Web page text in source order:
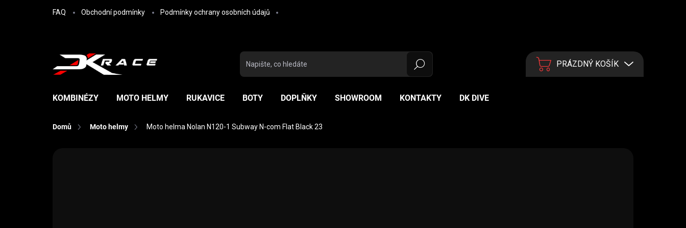
FAQ
Obchodní podmínky Podmínky ochrany osobních údajů
Hledat NÁKUPNÍ KOŠÍK
PRÁZDNÝ KOŠÍK
KOMBINÉZY MOTO HELMY RUKAVICE BOTY DOPLŇKY SHOWROOM KONTAKTY DK DIVE
Domů Moto helmy Moto helma Nolan N120-1 Subway N-com Flat Black 23